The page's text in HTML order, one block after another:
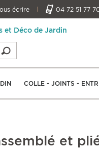
écrire 04 72 51 77
et Déco de Jardin
COLLE - JOINTS -
et